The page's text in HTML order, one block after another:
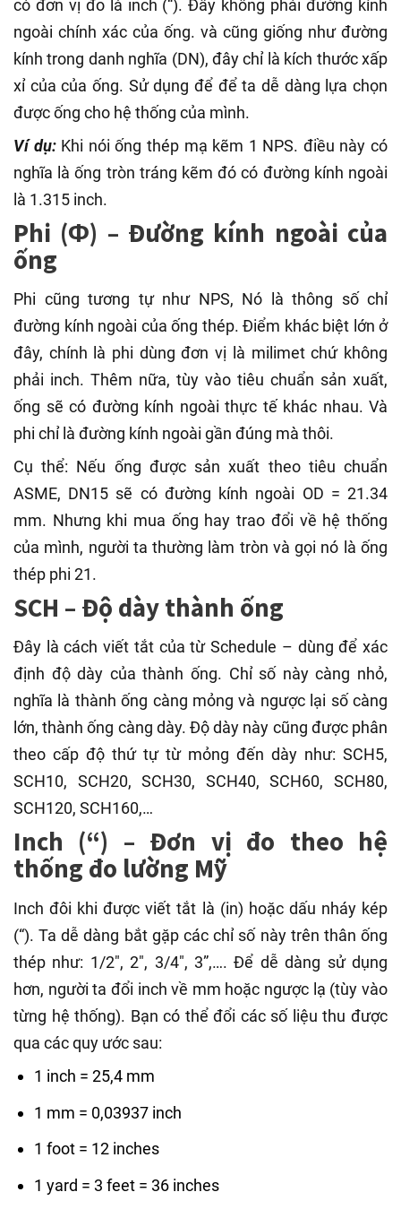
có đơn vị đo là inch (“). Đây không phải đường kính
ngoài chính xác của ống. và cũng giống như đường
kính trong danh nghĩa (DN), đây chỉ là kích thước xấp
xỉ của của ống. Sử dụng để để ta dễ dàng lựa chọn
được ống cho hệ thống của mình.
Ví dụ:Khi nói ống thép mạ kẽm 1 NPS. điều này có
nghĩa là ống tròn tráng kẽm đó có đường kính ngoài
là 1.315 inch.
Phi (Φ) – Đường kính ngoài của
ống
Phi cũng tương tự như NPS, Nó là thông số chỉ
đường kính ngoài của ống thép. Điểm khác biệt lớn ở
đây, chính là phi dùng đơn vị là milimet chứ không
phải inch. Thêm nữa, tùy vào tiêu chuẩn sản xuất,
ống sẽ có đường kính ngoài thực tế khác nhau. Và
phi chỉ là đường kính ngoài gần đúng mà thôi.
Cụ thể: Nếu ống được sản xuất theo tiêu chuẩn
ASME, DN15 sẽ có đường kính ngoài OD = 21.34
mm. Nhưng khi mua ống hay trao đổi về hệ thống
của mình, người ta thường làm tròn và gọi nó là ống
thép phi 21.
SCH – Độ dày thành ống
Đây là cách viết tắt của từ Schedule – dùng để xác
định độ dày của thành ống. Chỉ số này càng nhỏ,
nghĩa là thành ống càng mỏng và ngược lại số càng
lớn, thành ống càng dày. Độ dày này cũng được phân
theo cấp độ thứ tự từ mỏng đến dày như: SCH5,
SCH10, SCH20, SCH30, SCH40, SCH60, SCH80,
SCH120, SCH160,…
Inch (“) – Đơn vị đo theo hệ
thống đo lường Mỹ
Inch đôi khi được viết tắt là (in) hoặc dấu nháy kép
(“). Ta dễ dàng bắt gặp các chỉ số này trên thân ống
thép như: 1/2″, 2″, 3/4″, 3”,…. Để dễ dàng sử dụng
hơn, người ta đổi inch về mm hoặc ngược lạ (tùy vào
từng hệ thống). Bạn có thể đổi các số liệu thu được
qua các quy ước sau:
1 inch = 25,4 mm
1 mm = 0,03937 inch
1 foot = 12 inches
1 yard = 3 feet = 36 inches